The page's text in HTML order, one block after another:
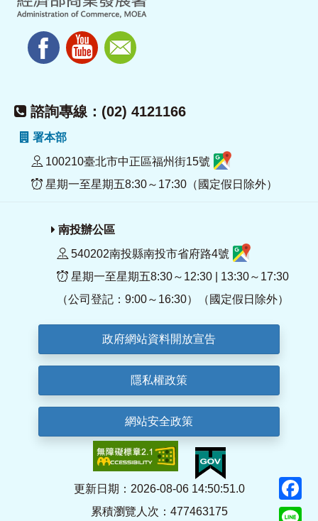
諮詢專線：(02) 4121166
署本部
100210臺北市中正區福州街15號
星期一至星期五8:30～17:30（國定假日除外）
南投辦公區
540202南投縣南投市省府路4號
星期一至星期五8:30～12:30 | 13:30～17:30
（公司登記：9:00～16:30）（國定假日除外）
政府網站資料開放宣告
隱私權政策
網站安全政策
更新日期：2026-08-06 14:50:51.0
累積瀏覽人次：477463175